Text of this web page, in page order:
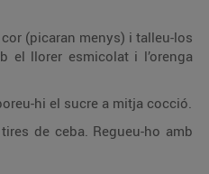
(picaran menys) i talleu-los
el llorer esmicolat i l’orenga
hi el sucre a mitja cocció.
de ceba. Regueu-ho amb